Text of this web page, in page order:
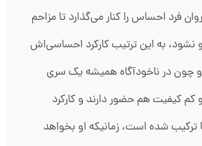
فرد احساس را کنار می‌گذارد تا مزاحم
نشود، به این ترتیب کارکرد احساسی‌اش
چون در ناخودآگاه همیشه یک سری
کم کیفیت هم حضور دارند و کارکرد
ترکیب شده است، زمانیکه او بخواهد